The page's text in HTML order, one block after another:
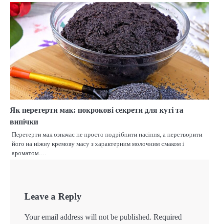
Як перетерти мак: покрокові секрети для куті та
випічки
Перетерти мак означає не просто подрібнити насіння, а перетворити
його на ніжну кремову масу з характерним молочним смаком і
ароматом.…
Leave a Reply
Your email address will not be published. Required